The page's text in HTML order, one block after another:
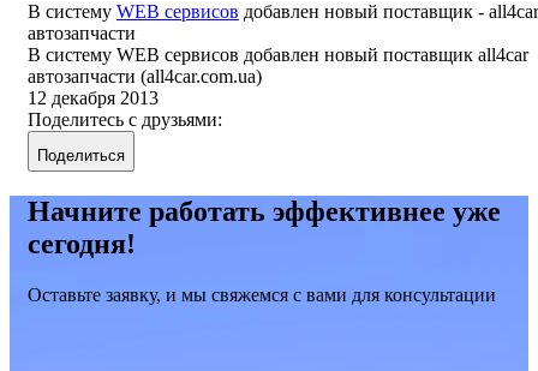
В систему WEB сервисов добавлен новый поставщик - all4car
автозапчасти
В систему WEB сервисов добавлен новый поставщик all4car
автозапчасти (all4car.com.ua)
12 декабря 2013
Поделитесь с друзьями:
Поделиться
Начните работать эффективнее уже
сегодня!
Оставьте заявку, и мы свяжемся с вами для консультации